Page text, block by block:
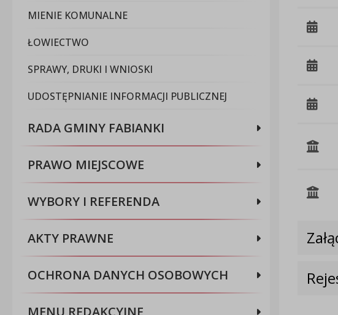
MIENIE KOMUNALNE
ŁOWIECTWO
SPRAWY, DRUKI I WNIOSKI
UDOSTĘPNIANIE INFORMACJI PUBLICZNEJ
RADA GMINY FABIANKI
PRAWO MIEJSCOWE
WYBORY I REFERENDA
AKTY PRAWNE
OCHRONA DANYCH OSOBOWYCH
MENU REDAKCYJNE